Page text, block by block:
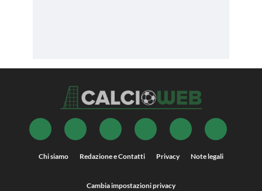
Chi siamo Redazione e Contatti Privacy Note legali
Cambia impostazioni privacy